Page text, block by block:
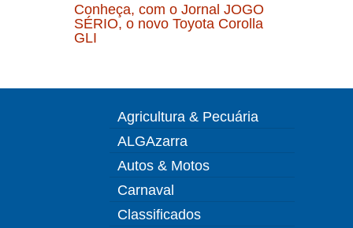
Conheça, com o Jornal JOGO
SÉRIO, o novo Toyota Corolla
GLI
Agricultura & Pecuária
ALGAzarra
Autos & Motos
Carnaval
Classificados